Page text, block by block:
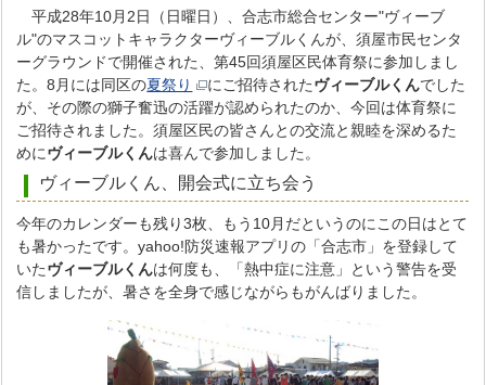
平成28年10月2日（日曜日）、合志市総合センター"ヴィーブ
ル"のマスコットキャラクターヴィーブルくんが、須屋市民センタ
ーグラウンドで開催された、第45回須屋区民体育祭に参加しまし
た。8月には同区の夏祭り にご招待されたヴィーブルくんでした
が、その際の獅子奮迅の活躍が認められたのか、今回は体育祭に
ご招待されました。須屋区民の皆さんとの交流と親睦を深めるた
めにヴィーブルくんは喜んで参加しました。
ヴィーブルくん、開会式に立ち会う
今年のカレンダーも残り3枚、もう10月だというのにこの日はとて
も暑かったです。yahoo!防災速報アプリの「合志市」を登録して
いたヴィーブルくんは何度も、「熱中症に注意」という警告を受
信しましたが、暑さを全身で感じながらもがんばりました。